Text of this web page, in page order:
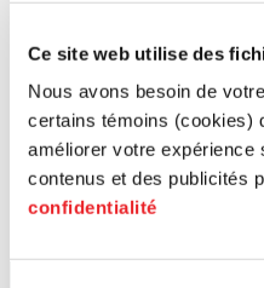
Ce site web utilise des
Nous avons besoin de
certains témoins (cookies)
améliorer votre expérience
contenus et des publicités
confidentialité